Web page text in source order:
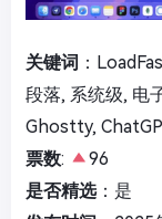
关键词 ：
段落, 系统级, 电
Ghostty,
票数:
96
是否精选：是